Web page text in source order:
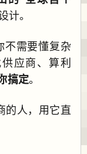
计。
不需要懂复杂
应商、算利
搞定。
的人，用它直